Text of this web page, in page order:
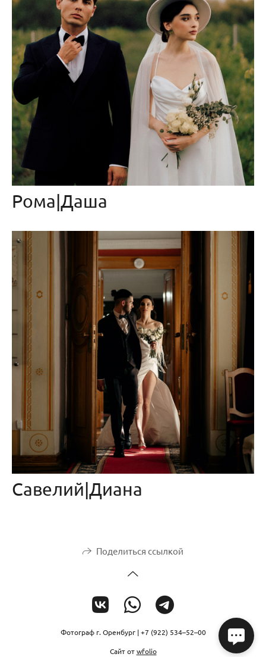
Рома|Даша
Савелий|Диана
Поделиться ссылкой
Фотограф г. Оренбург | +7 (922) 534–52–00
Сайт отwfolio